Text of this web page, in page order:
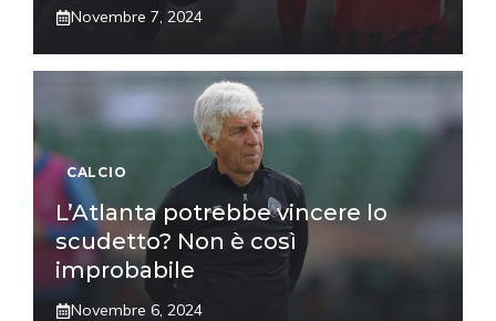
Novembre 7, 2024
CALCIO
L’Atlanta potrebbe vincere lo
scudetto? Non è così
improbabile
Novembre 6, 2024